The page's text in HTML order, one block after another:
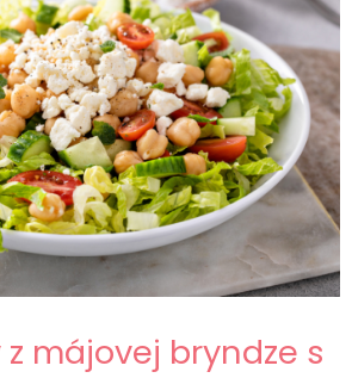
májovej bryndze s